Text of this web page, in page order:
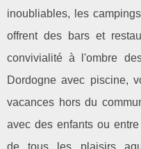
inoubliables, les
offrent des bars et
convivialité à l'ombre
Dordogne avec piscine,
vacances hors du
avec des enfants ou
de tous les plaisirs